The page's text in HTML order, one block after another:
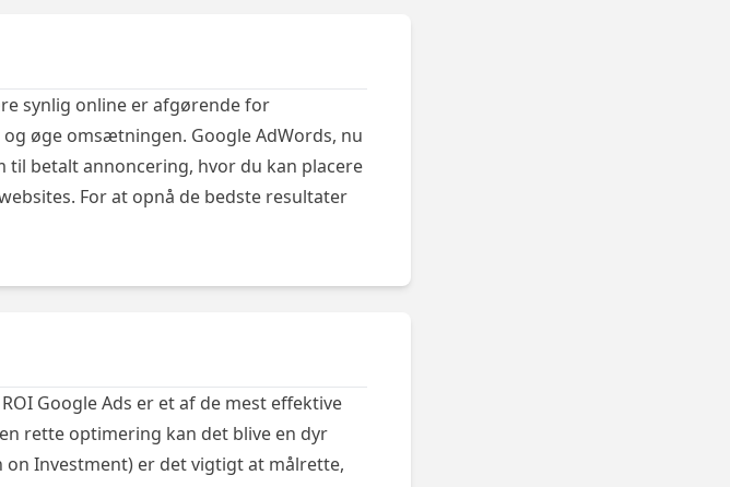
synlig online er afgørende for
øge omsætningen. Google AdWords, nu
til betalt annoncering, hvor du kan placere
For at opnå de bedste resultater
Google Ads er et af de mest effektive
rette optimering kan det blive en dyr
on Investment) er det vigtigt at målrette,